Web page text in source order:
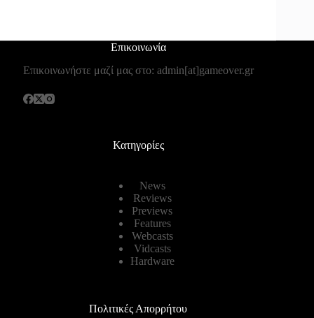
Επικοινωνία
Επικοινωνήστε μαζί μας στο: admin[at]gameover.gr
Κατηγορίες
News
Reviews
Previews
Features
Webcasts
Vidcasts
Hardware
Πολιτικές Απορρήτου